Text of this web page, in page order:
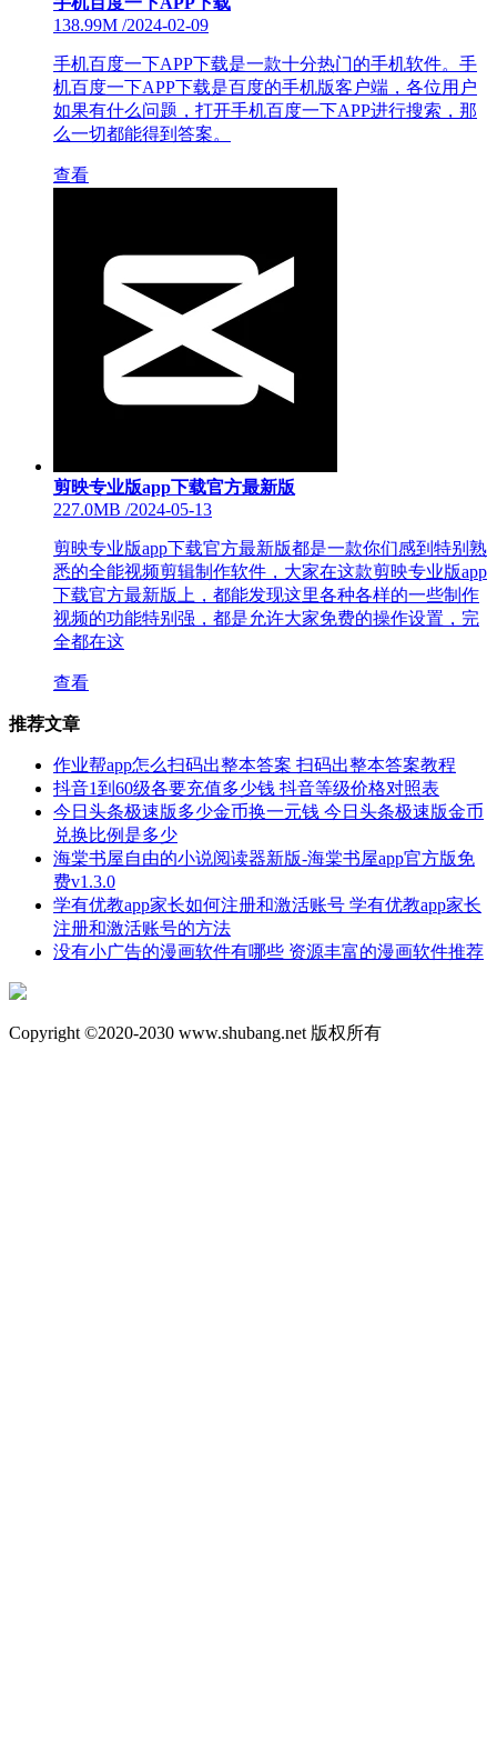
138.99M /2024-02-09
手机百度一下APP下载是一款十分热门的手机软件。手
机百度一下APP下载是百度的手机版客户端，各位用户
如果有什么问题，打开手机百度一下APP进行搜索，那
么一切都能得到答案。
查看
剪映专业版app下载官方最新版
227.0MB /2024-05-13
剪映专业版app下载官方最新版都是一款你们感到特别熟
悉的全能视频剪辑制作软件，大家在这款剪映专业版app
下载官方最新版上，都能发现这里各种各样的一些制作
视频的功能特别强，都是允许大家免费的操作设置，完
全都在这
查看
推荐文章
作业帮app怎么扫码出整本答案 扫码出整本答案教程
抖音1到60级各要充值多少钱 抖音等级价格对照表
今日头条极速版多少金币换一元钱 今日头条极速版金币
兑换比例是多少
海棠书屋自由的小说阅读器新版-海棠书屋app官方版免
费v1.3.0
学有优教app家长如何注册和激活账号 学有优教app家长
注册和激活账号的方法
没有小广告的漫画软件有哪些 资源丰富的漫画软件推荐
Copyright ©2020-2030 www.shubang.net 版权所有